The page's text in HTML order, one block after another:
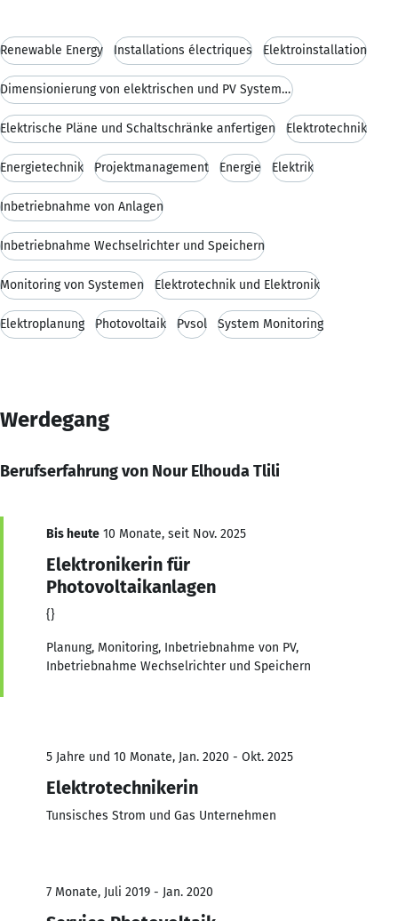
Renewable Energy Installations électriques Elektroinstallation
Dimensionierung von elektrischen und PV Systemen
Elektrische Pläne und Schaltschränke anfertigen Elektrotechnik
Energietechnik Projektmanagement Energie Elektrik
Inbetriebnahme von Anlagen
Inbetriebnahme Wechselrichter und Speichern
Monitoring von Systemen Elektrotechnik und Elektronik
Elektroplanung Photovoltaik Pvsol System Monitoring
Werdegang
Berufserfahrung von Nour Elhouda Tlili
Bis heute 10 Monate, seit Nov. 2025
Elektronikerin für
Photovoltaikanlagen
{}
Planung, Monitoring, Inbetriebnahme von PV,
Inbetriebnahme Wechselrichter und Speichern
5 Jahre und 10 Monate, Jan. 2020 - Okt. 2025
Elektrotechnikerin
Tunsisches Strom und Gas Unternehmen
7 Monate, Juli 2019 - Jan. 2020